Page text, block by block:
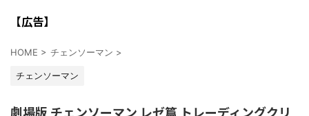
【広告】
HOME > チェンソーマン >
チェンソーマン
劇場版 チェンソーマン レゼ篇 トレーディングクリ